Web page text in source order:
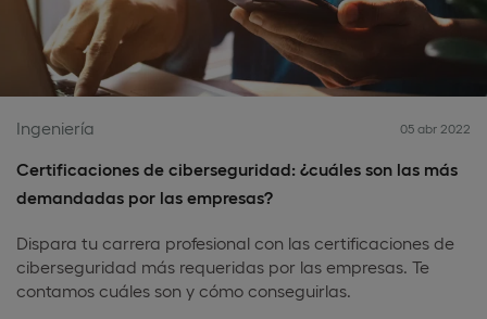
Ingeniería 05 abr 2022
Certificaciones de ciberseguridad: ¿cuáles son las más
demandadas por las empresas?
Dispara tu carrera profesional con las certificaciones de
ciberseguridad más requeridas por las empresas. Te
contamos cuáles son y cómo conseguirlas.